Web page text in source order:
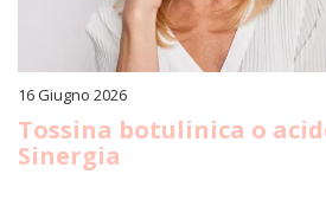
16 Giugno 2026
Tossina botulinica o
Sinergia